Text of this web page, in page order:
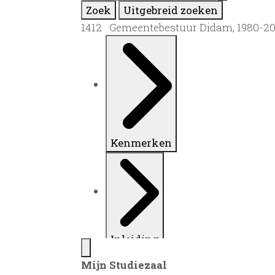
Zoek
Uitgebreid zoeken
1412 Gemeentebestuur Didam, 1980-
Kenmerken
Inleiding
Mijn Studiezaal